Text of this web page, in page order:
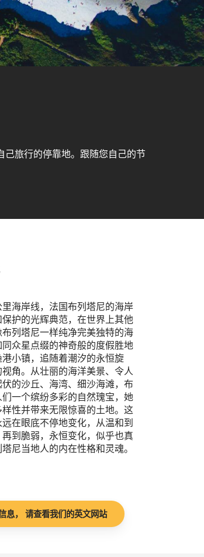
己旅行的停靠地。跟随您自己的节
里海岸线，法国布列塔尼的海岸
护的光辉典范，在世界上其他
布列塔尼一样纯净完美独特的海
众星点缀的神奇般的度假胜地
小镇，追随着潮汐的永恒旋
角。从壮丽的海洋美景、令人
的沙丘、海湾、细沙海滩，布
一个缤纷多彩的自然瑰宝，她
性并带来无限惊喜的土地。这
在眼底不停地变化，从温和到
到脆弱，永恒变化，似乎也真
尼当地人的内在性格和灵魂。
息， 请查看我们的英文网站